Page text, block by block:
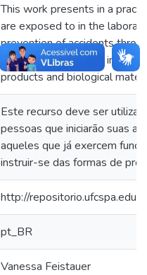
This work presents in a
are exposed to in the
prevention of accidents
describes what to do in
products and biological
Este recurso deve ser
pessoas que iniciarão suas
aqueles que já exercem
instruir-se das formas de
http://
pt_BR
Vanessa Feistauer